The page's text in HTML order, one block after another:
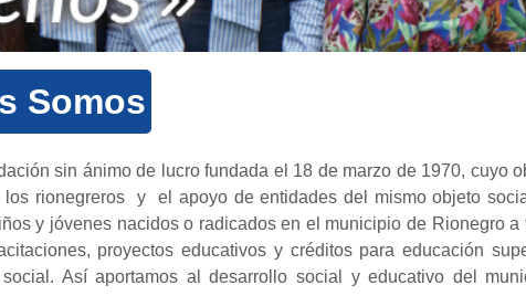
Somos
sin ánimo de lucro fundada el 18 de marzo de 1970, cuyo
los rionegreros y el apoyo de entidades del mismo objeto
y jóvenes nacidos o radicados en el municipio de Rionegro a
proyectos educativos y créditos para educación
social. Así aportamos al desarrollo social y educativo del